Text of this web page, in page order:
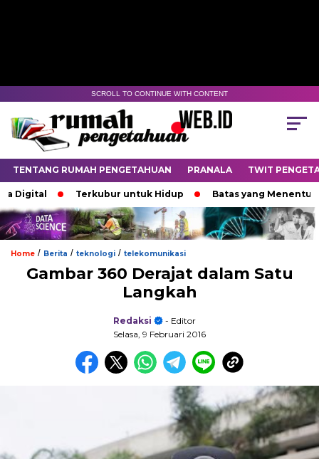
SCROLL TO CONTINUE WITH CONTENT
TENTANG RUMAH PENGETAHUAN PRANALA TWIT
Terkubur untuk Hidup Batas yang Menentukan Nasib
Home / Berita / teknologi / telekomunikasi
Gambar 360 Derajat dalam Satu
Langkah
Redaksi
- Editor
Selasa, 9 Februari 2016